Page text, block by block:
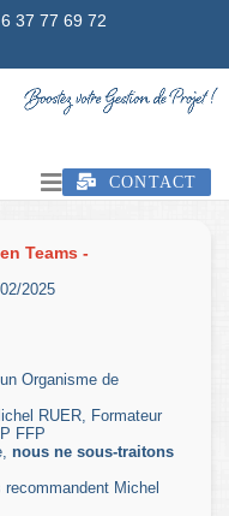
37 77 69 72
CONTACT
Teams -
2025
Organisme de
RUER, Formateur
FFP
nous ne sous-traitons
Michel